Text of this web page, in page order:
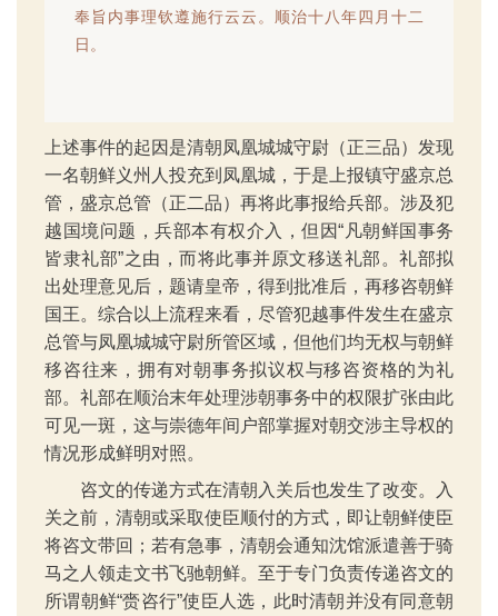
奉旨内事理钦遵施行云云。顺治十八年四月十二
日。
上述事件的起因是清朝凤凰城城守尉（正三品）发现
一名朝鲜义州人投充到凤凰城，于是上报镇守盛京总
管，盛京总管（正二品）再将此事报给兵部。涉及犯
越国境问题，兵部本有权介入，但因“凡朝鲜国事务
皆隶礼部”之由，而将此事并原文移送礼部。礼部拟
出处理意见后，题请皇帝，得到批准后，再移咨朝鲜
国王。综合以上流程来看，尽管犯越事件发生在盛京
总管与凤凰城城守尉所管区域，但他们均无权与朝鲜
移咨往来，拥有对朝事务拟议权与移咨资格的为礼
部。礼部在顺治末年处理涉朝事务中的权限扩张由此
可见一斑，这与崇德年间户部掌握对朝交涉主导权的
情况形成鲜明对照。
咨文的传递方式在清朝入关后也发生了改变。入
关之前，清朝或采取使臣顺付的方式，即让朝鲜使臣
将咨文带回；若有急事，清朝会通知沈馆派遣善于骑
马之人领走文书飞驰朝鲜。至于专门负责传递咨文的
所谓朝鲜“赍咨行”使臣人选，此时清朝并没有同意朝